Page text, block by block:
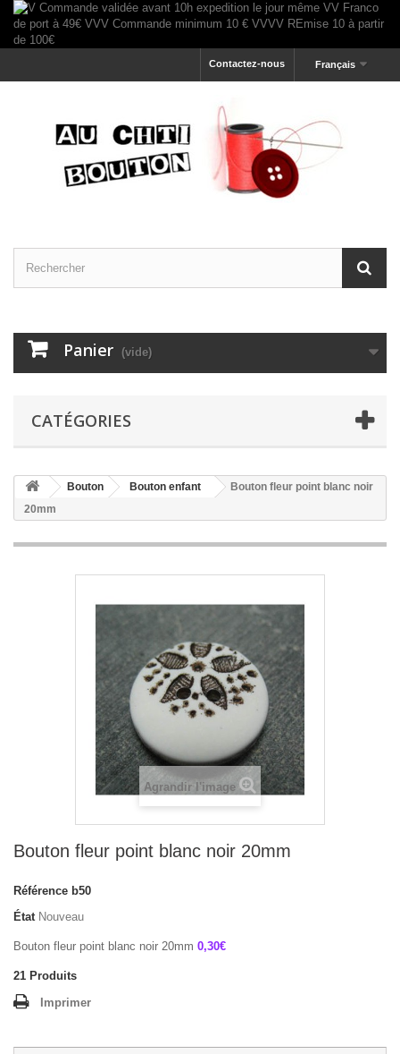
Français
Contactez-nous
Panier (vide)
CATÉGORIES
Bouton Bouton enfant
Bouton fleur point blanc noir
20mm
Agrandir l'image
Bouton fleur point blanc noir 20mm
Référence b50
État Nouveau
Bouton fleur point blanc noir 20mm 0,30€
21 Produits
Imprimer